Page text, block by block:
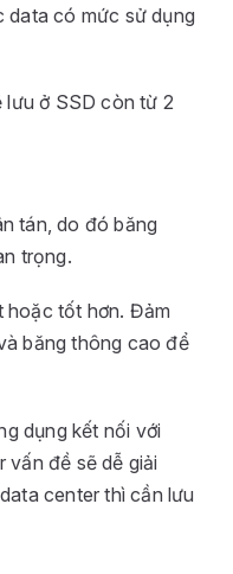
data có mức sử dụng
lưu ở SSD còn từ 2
tán, do đó băng
trọng.
hoặc tốt hơn. Đảm
băng thông cao để
dụng kết nối với
vấn đề sẽ dễ giải
center thì cần lưu